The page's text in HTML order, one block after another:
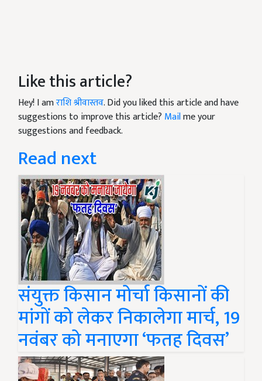
Like this article?
Hey! I amराशि श्रीवास्तव. Did you liked this article and have
suggestions to improve this article? Mailme your
suggestions and feedback.
Read next
संयुक्त किसान मोर्चा किसानों की
मांगों को लेकर निकालेगा मार्च, 19
नवंबर को मनाएगा ‘फतह दिवस’